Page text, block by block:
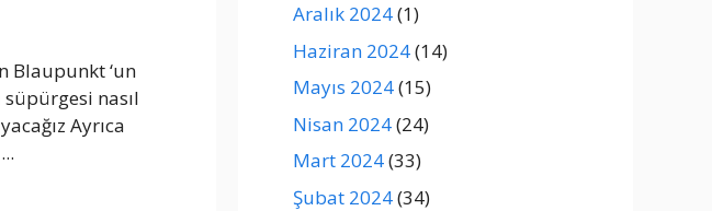
Blaupunkt ‘un
nasıl
Ayrıca
Aralık 2024(1)
Haziran 2024(14)
Mayıs 2024(15)
Nisan 2024(24)
Mart 2024(33)
Şubat 2024(34)